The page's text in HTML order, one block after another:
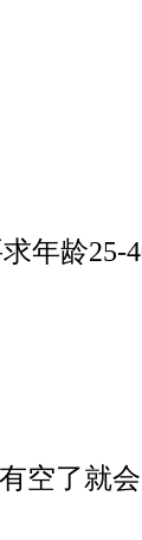
年龄25-
空了就